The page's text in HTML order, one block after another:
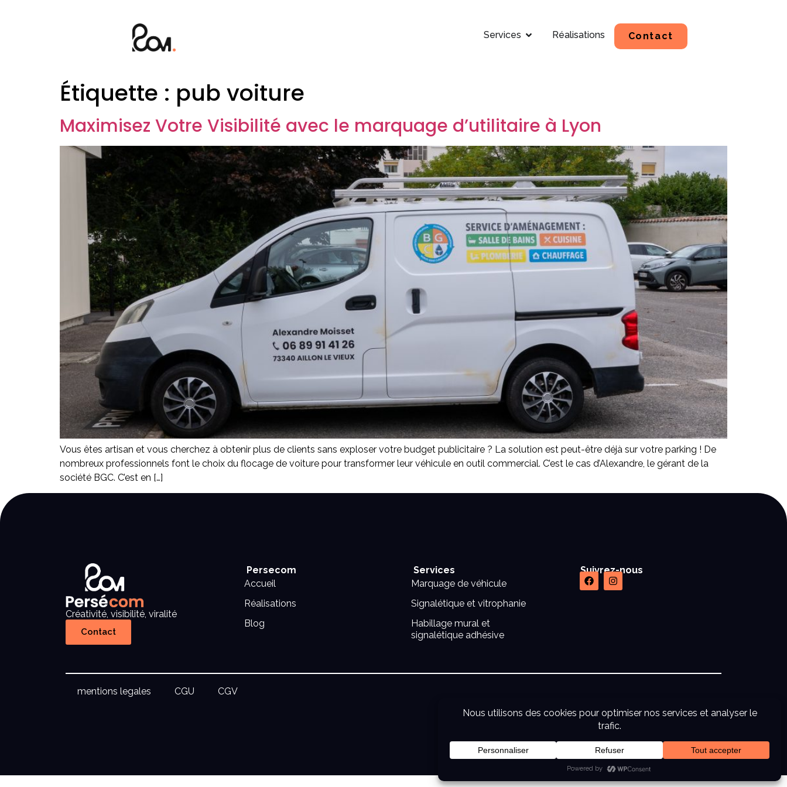
Services Réalisations Contact
Étiquette : pub voiture
Maximisez Votre Visibilité avec le marquage d’utilitaire à Lyon
Vous êtes artisan et vous cherchez à obtenir plus de clients sans exploser votre budget publicitaire ? La solution est peut-être déjà sur votre parking ! De
nombreux professionnels font le choix du flocage de voiture pour transformer leur véhicule en outil commercial. C’est le cas d’Alexandre, le gérant de la
société BGC. C’est en […]
Créativité, visibilité, viralité
Contact
Persecom
Accueil
Réalisations
Blog
Services
Marquage de véhicule
Signalétique et vitrophanie
Habillage mural et
signalétique adhésive
Suivrez-nous
mentions legales CGU CGV